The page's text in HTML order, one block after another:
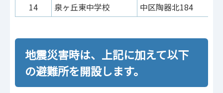
14
泉ヶ丘東中学校 中区陶器北184
地震災害時は、上記に加えて以下
の避難所を開設します。